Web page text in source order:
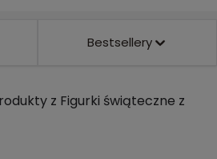
Bestsellery
z Figurki świąteczne z